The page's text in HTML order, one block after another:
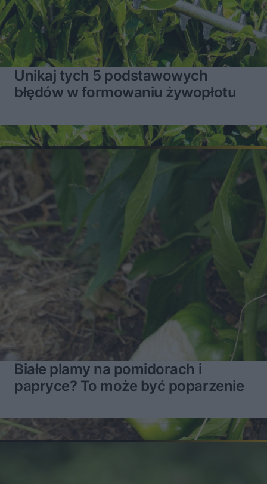
Unikaj tych 5 podstawowych
błędów w formowaniu żywopłotu
Białe plamy na pomidorach i
papryce? To może być poparzenie